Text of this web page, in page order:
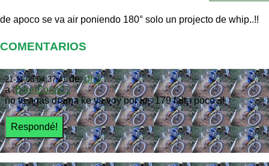
de apoco se va air poniendo 180° solo un projecto de whip..!!
COMENTARIOS
21-11-08 04:37:41de:dh1
a :BikerZona01
no te agas drama ke ya voy por los 179 falta poco .!!